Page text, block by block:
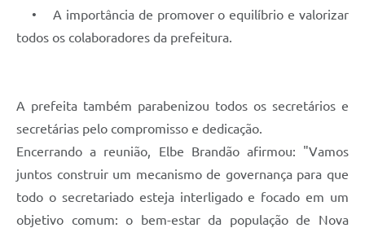
• A importância de promover o equilíbrio e valorizar
todos os colaboradores da prefeitura.
A prefeita também parabenizou todos os secretários e
secretárias pelo compromisso e dedicação.
Encerrando a reunião, Elbe Brandão afirmou: "Vamos
juntos construir um mecanismo de governança para que
todo o secretariado esteja interligado e focado em um
objetivo comum: o bem-estar da população de Nova